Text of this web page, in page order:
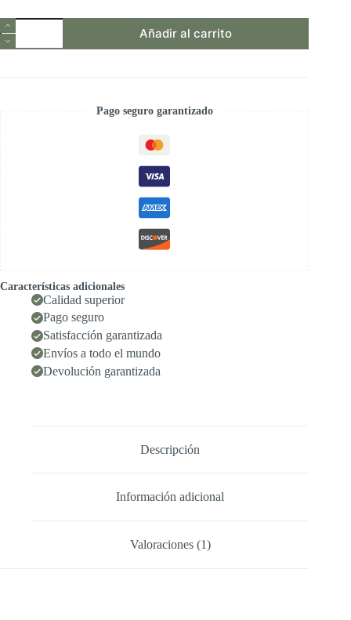
Pegamento
para
Duela
Añadir al carrito
Pago seguro garantizado
Características adicionales
Calidad superior
Pago seguro
Satisfacción garantizada
Envíos a todo el mundo
Devolución garantizada
Descripción
Información adicional
Valoraciones (1)